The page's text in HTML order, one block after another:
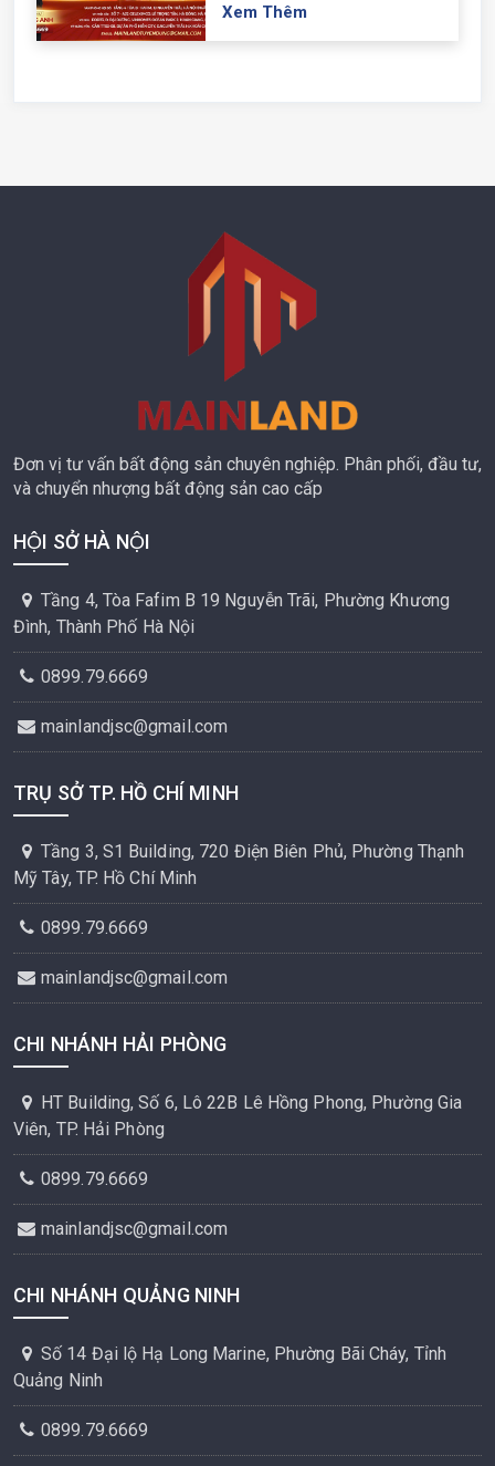
Xem Thêm
Đơn vị tư vấn bất động sản chuyên nghiệp. Phân phối, đầu tư,
và chuyển nhượng bất động sản cao cấp
HỘI SỞ HÀ NỘI
Tầng 4, Tòa Fafim B 19 Nguyễn Trãi, Phường Khương
Đình, Thành Phố Hà Nội
0899.79.6669
mainlandjsc@gmail.com
TRỤ SỞ TP. HỒ CHÍ MINH
Tầng 3, S1 Building, 720 Điện Biên Phủ, Phường Thạnh
Mỹ Tây, TP. Hồ Chí Minh
0899.79.6669
mainlandjsc@gmail.com
CHI NHÁNH HẢI PHÒNG
HT Building, Số 6, Lô 22B Lê Hồng Phong, Phường Gia
Viên, TP. Hải Phòng
0899.79.6669
mainlandjsc@gmail.com
CHI NHÁNH QUẢNG NINH
Số 14 Đại lộ Hạ Long Marine, Phường Bãi Cháy, Tỉnh
Quảng Ninh
0899.79.6669